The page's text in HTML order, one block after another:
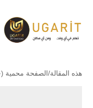
محمي بكلمة
هذه المقالة/الصفحة